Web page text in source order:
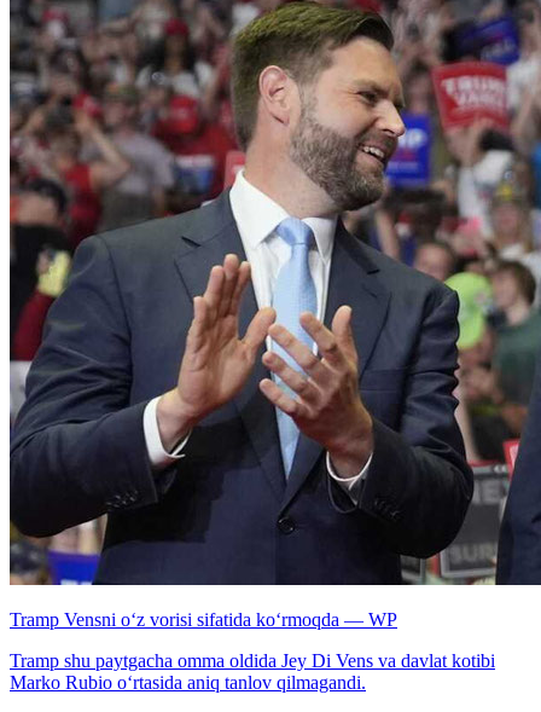
Tramp Vensni o‘z vorisi sifatida ko‘rmoqda — WP
Tramp shu paytgacha omma oldida Jey Di Vens va davlat kotibi
Marko Rubio o‘rtasida aniq tanlov qilmagandi.